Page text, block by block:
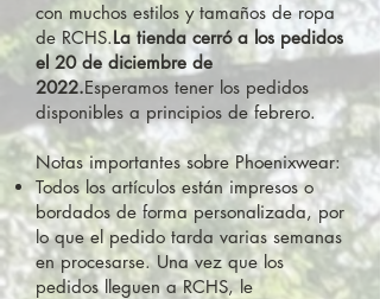
con muchos estilos y tamaños de ropa
de RCHS.La tienda cerró a los pedidos
el 20 de diciembre de
2022.Esperamos tener los pedidos
disponibles a principios de febrero.
Notas importantes sobre Phoenixwear:​
Todos los artículos están impresos o
bordados de forma personalizada, por
lo que el pedido tarda varias semanas
en procesarse. Una vez que los
pedidos lleguen a RCHS, le